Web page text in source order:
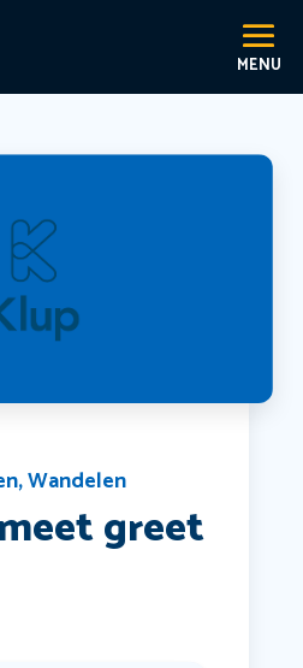
,Wandelen
greet